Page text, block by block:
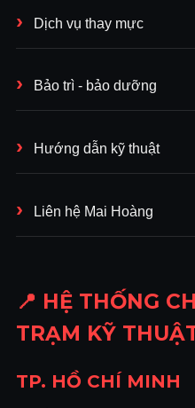
Dịch vụ thay mực
Bảo trì - bảo dưỡng
Hướng dẫn kỹ thuật
Liên hệ Mai Hoàng
📍 HỆ THỐNG
TRẠM KỸ
TP. HỒ CHÍ MINH